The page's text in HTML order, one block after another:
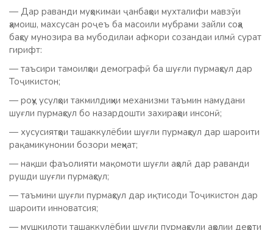
— Дар раванди муҳокимаи ҷанбаҳои мухталифи мавзӯи
ҳамоиш, махсусан роҷеъ ба масоили мубрами зайли соҳа
баҳсу мунозира ва мубодилаи афкори созандаи илмӣ сурат
гирифт:
— таъсири тамоилҳои демографӣ ба шуғли пурмаҳсул дар
Тоҷикистон;
— роҳу усулҳои такмилдиҳии механизми таъмин намудани
шуғли пурмаҳсул бо назардошти захираҳои инсонӣ;
— хусусиятҳои ташаккулёбии шуғли пурмаҳсул дар шароити
рақамикунонии бозори меҳнат;
— нақши фаъолияти мақомоти шуғли аҳолӣ дар раванди
рушди шуғли пурмаҳсул;
— таъмини шуғли пурмаҳсул дар иқтисоди Тоҷикистон дар
шароити инноватсия;
— мушкилоти ташаккулёбии шуғли пурмаҳсули аҳолии деҳоти